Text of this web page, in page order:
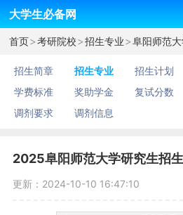
大学生必备网
首页>考研院校>招生专业>阜阳师范
招生简章 招生专业 招生计划
学费标准
奖助学金 复试分数
调剂要求
调剂信息
2025阜阳师范大学研究生招
更新：2024-10-10 16:47:10